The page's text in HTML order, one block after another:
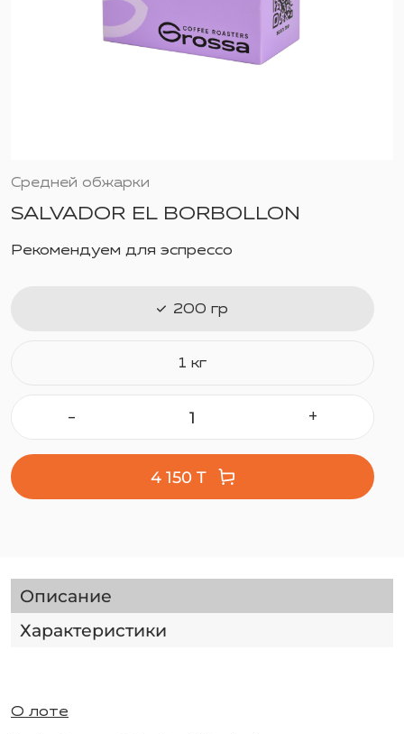
Средней обжарки
SALVADOR EL BORBOLLON
Рекомендуем для эспрессо
200 гр
1 кг
- +
4 150 T
Описание
Характеристики
О лоте